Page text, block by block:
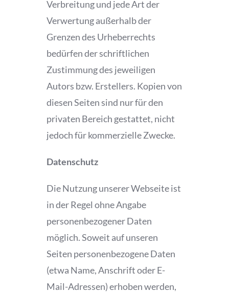
Verbreitung und jede Art der
Verwertung außerhalb der
Grenzen des Urheberrechts
bedürfen der schriftlichen
Zustimmung des jeweiligen
Autors bzw. Erstellers. Kopien von
diesen Seiten sind nur für den
privaten Bereich gestattet, nicht
jedoch für kommerzielle Zwecke.
Datenschutz
Die Nutzung unserer Webseite ist
in der Regel ohne Angabe
personenbezogener Daten
möglich. Soweit auf unseren
Seiten personenbezogene Daten
(etwa Name, Anschrift oder E-
Mail-Adressen) erhoben werden,